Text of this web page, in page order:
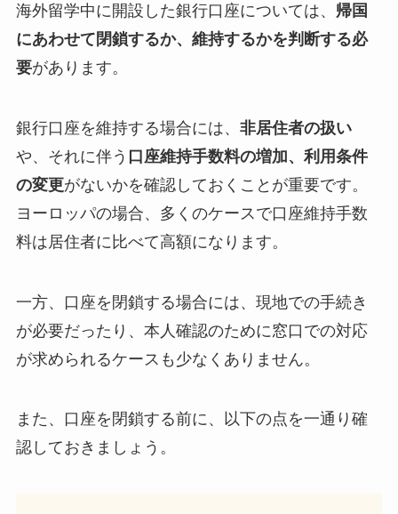
海外留学中に開設した銀行口座については、 帰国
にあわせて閉鎖するか、維持するかを判断する必
要があります。
銀行口座を維持する場合には、 非居住者の扱い
や、それに伴う 口座維持手数料の増加、利用条件
の変更がないかを確認しておくことが重要です。
ヨーロッパの場合、多くのケースで口座維持手数
料は居住者に比べて高額になります。
一方、口座を閉鎖する場合には、現地での手続き
が必要だったり、本人確認のために窓口での対応
が求められるケースも少なくありません。
また、口座を閉鎖する前に、以下の点を一通り確
認しておきましょう。